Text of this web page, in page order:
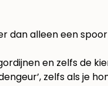
alleen een
en zelfs de
zelfs als je